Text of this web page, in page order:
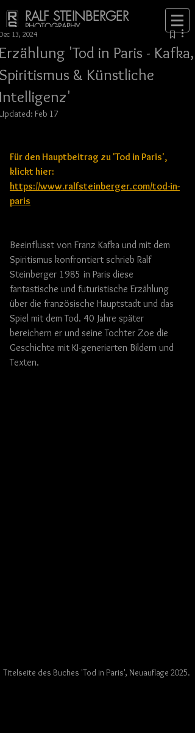
RALF STEINBERGER
PHOTOGRAPHY
'Tod in Paris - Kafka,
& Künstliche
13, 2024
Feb 17
Für den Hauptbeitrag zu 'Tod in Paris',
klickt hier:
https://www.ralfsteinberger.com/tod-in-
paris
Beeinflusst von Franz Kafka und mit dem
Spiritismus konfrontiert schrieb Ralf
Steinberger 1985 in Paris diese
fantastische und futuristische Erzählung
über die französische Hauptstadt und das
Spiel mit dem Tod. 40 Jahre später
bereichern er und seine Tochter Zoe die
Geschichte mit KI-generierten Bildern und
Texten.
Titelseite des Buches 'Tod in Paris', Neuauflage 2025.